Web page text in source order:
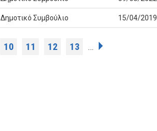
Δημοτικό Συμβούλιο 15/04/2019
10 11 12 13 …